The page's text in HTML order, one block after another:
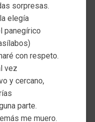
sorpresas.
elegía
panegírico
con respeto.
vez
y cercano,
parte.
me muero.